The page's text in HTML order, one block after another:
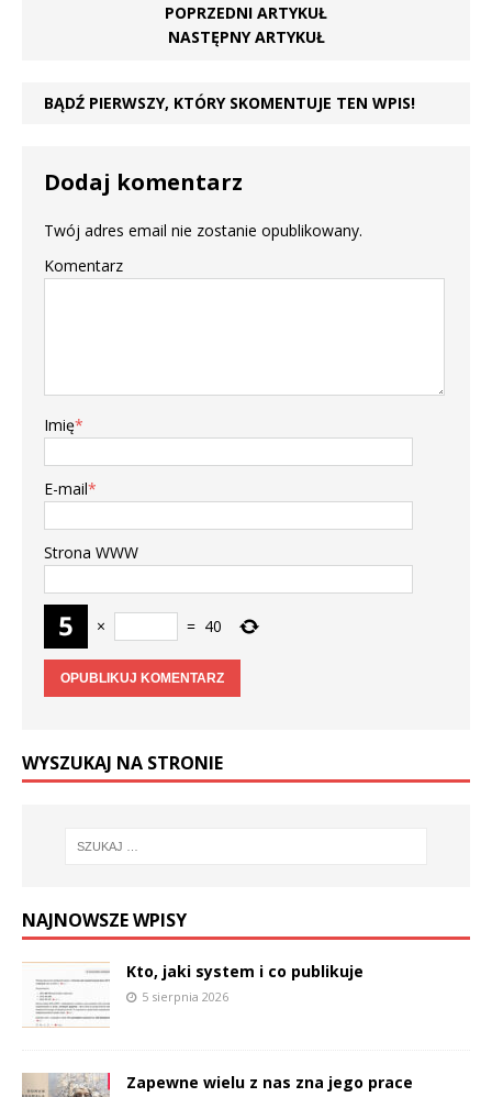
POPRZEDNI ARTYKUŁ
NASTĘPNY ARTYKUŁ
BĄDŹ PIERWSZY, KTÓRY SKOMENTUJE TEN WPIS!
Dodaj komentarz
Twój adres email nie zostanie opublikowany.
Komentarz
Imię*
E-mail*
Strona WWW
× = 40
WYSZUKAJ NA STRONIE
NAJNOWSZE WPISY
Kto, jaki system i co publikuje
5 sierpnia 2026
Zapewne wielu z nas zna jego prace